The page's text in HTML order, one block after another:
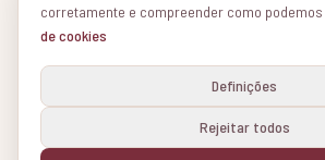
corretamente e compreender como
de cookies
Definições
Rejeitar todos
Famílias, casais, amigos
A sua foto é privada. Apenas a utilizamos para criar o seu
automaticamente após 14 dias. Por favor, utilize fotos